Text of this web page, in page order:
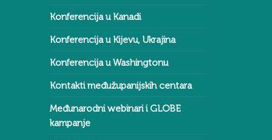
Konferencija u Kanadi
Konferencija u Kijevu, Ukrajina
Konferencija u Washingtonu
Kontakti međužupanijskih centara
Međunarodni webinari i GLOBE
kampanje